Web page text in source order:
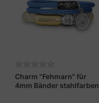
Charm "Fehmarn" für
4mm Bänder stahlfarben